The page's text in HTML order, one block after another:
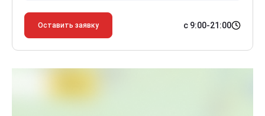
Оставить заявку с 9:00-21:00